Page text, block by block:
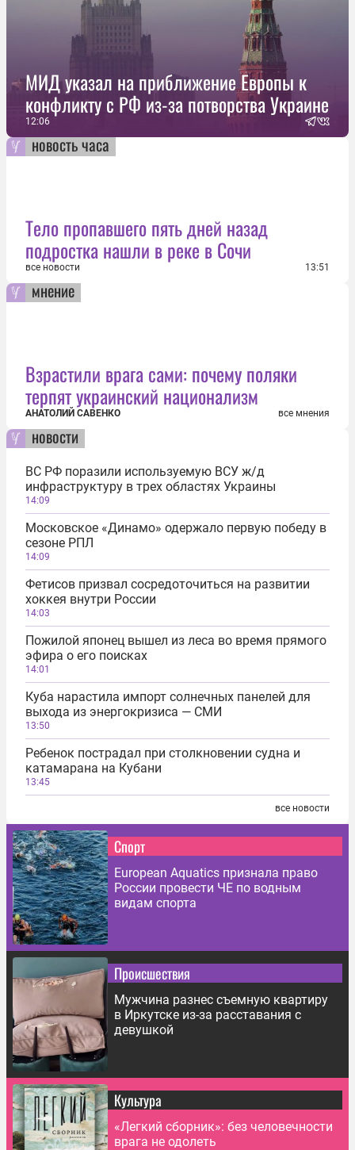
МИД указал на приближение Европы к
конфликту с РФ из-за потворства Украине
12:06
новость часа
Тело пропавшего пять дней назад
подростка нашли в реке в Сочи
все новости 13:51
мнение
Взрастили врага сами: почему поляки
терпят украинский национализм
АНАТОЛИЙ САВЕНКО все мнения
новости
ВС РФ поразили используемую ВСУ ж/д
инфраструктуру в трех областях Украины
14:09
Московское «Динамо» одержало первую победу в
сезоне РПЛ
14:09
Фетисов призвал сосредоточиться на развитии
хоккея внутри России
14:03
Пожилой японец вышел из леса во время прямого
эфира о его поисках
14:01
Куба нарастила импорт солнечных панелей для
выхода из энергокризиса — СМИ
13:50
Ребенок пострадал при столкновении судна и
катамарана на Кубани
13:45
все новости
Спорт
European Aquatics признала право
России провести ЧЕ по водным
видам спорта
Происшествия
Мужчина разнес съемную квартиру
в Иркутске из-за расставания с
девушкой
Культура
«Легкий сборник»: без человечности
врага не одолеть